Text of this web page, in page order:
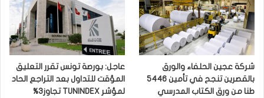
شركة عجين الحلفاء والورق
بالقصرين تنجح في تأمين 5446
طنا من ورق الكتاب المدرسي
عاجل: بورصة تونس تقرر التعليق
المؤقت للتداول بعد التراجع الحاد
لمؤشر TUNINDEX تجاوز3%